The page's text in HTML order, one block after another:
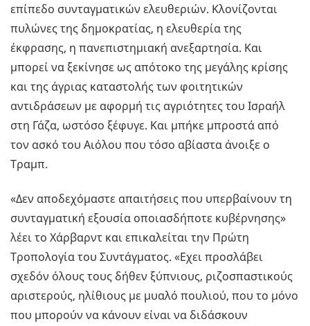
επίπεδο συνταγματικών ελευθεριών. Κλονίζονται
πυλώνες της δημοκρατίας, η ελευθερία της
έκφρασης, η πανεπιστημιακή ανεξαρτησία. Και
μπορεί να ξεκίνησε ως απότοκο της μεγάλης κρίσης
και της άγριας καταστολής των φοιτητικών
αντιδράσεων με αφορμή τις αγριότητες του Ισραήλ
στη Γάζα, ωστόσο ξέφυγε. Και μπήκε μπροστά από
τον ασκό του Αιόλου που τόσο αβίαστα άνοιξε ο
Τραμπ.
«Δεν αποδεχόμαστε απαιτήσεις που υπερβαίνουν τη
συνταγματική εξουσία οποιασδήποτε κυβέρνησης»
λέει το Χάρβαρντ και επικαλείται την Πρώτη
Τροπολογία του Συντάγματος. «Εχει προσλάβει
σχεδόν όλους τους δήθεν ξύπνιους, ριζοσπαστικούς
αριστερούς, ηλίθιους με μυαλό πουλιού, που το μόνο
που μπορούν να κάνουν είναι να διδάσκουν